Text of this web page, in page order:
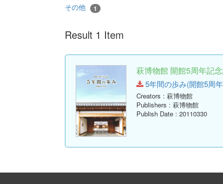
その他 1
Result 1 Item
萩博物館 開館5周年
5年間の歩み(開館5周
Creators : 萩博物館
Publishers : 萩博物館
Publish Date : 20110330